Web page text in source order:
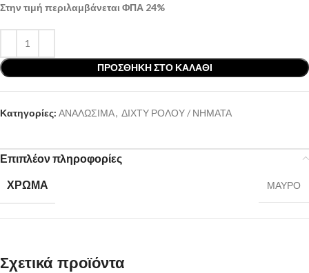
Στην τιμή περιλαμβάνεται ΦΠΑ 24%
ΠΡΟΣΘΉΚΗ ΣΤΟ ΚΑΛΆΘΙ
Κατηγορίες: ΑΝΑΛΩΣΙΜΑ, ΔΙΧΤΥ ΡΟΛΟΥ / ΝΗΜΑΤΑ
Επιπλέον πληροφορίες
ΧΡΩΜΑ
ΜΑΥΡΟ
Σχετικά προϊόντα